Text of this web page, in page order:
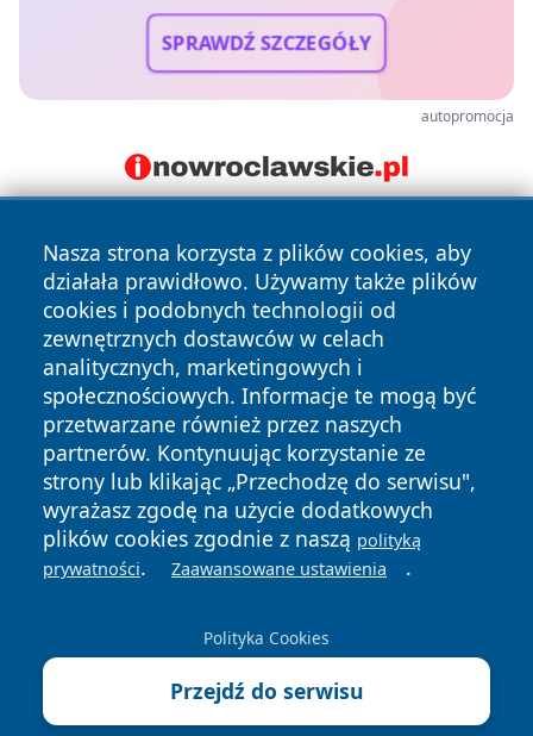
SPRAWDŹ SZCZEGÓŁY
autopromocja
Nasza strona korzysta z plików cookies, aby
działała prawidłowo. Używamy także plików
cookies i podobnych technologii od
zewnętrznych dostawców w celach
analitycznych, marketingowych i
społecznościowych. Informacje te mogą być
przetwarzane również przez naszych
partnerów. Kontynuując korzystanie ze
strony lub klikając „Przechodzę do serwisu",
wyrażasz zgodę na użycie dodatkowych
plików cookies zgodnie z naszą polityką
prywatności. Zaawansowane ustawienia .
Polityka Cookies
Przejdź do serwisu
Copyright © 2026 portalwalbrzych.pl Wszystkie prawa
zastrzeżone.
News Autorzy
Polityka
Prywatności
Polityka
Cookies